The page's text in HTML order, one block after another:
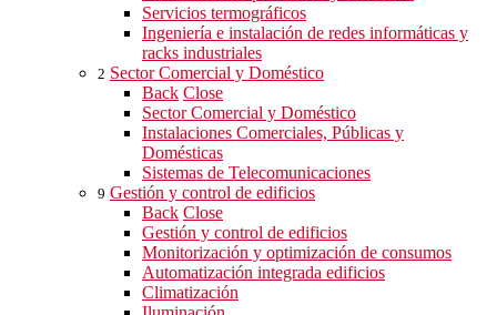
Servicios termográficos
Ingeniería e instalación de redes informáticas y
racks industriales
2 Sector Comercial y Doméstico
Back Close
Sector Comercial y Doméstico
Instalaciones Comerciales, Públicas y
Domésticas
Sistemas de Telecomunicaciones
9 Gestión y control de edificios
Back Close
Gestión y control de edificios
Monitorización y optimización de consumos
Automatización integrada edificios
Climatización